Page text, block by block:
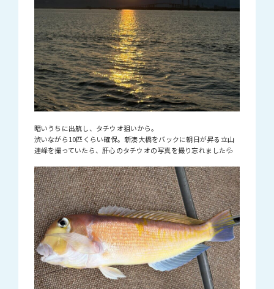
暗いうちに出航し、タチウオ狙いから。
渋いながら10匹くらい確保。新湊大橋をバックに朝日が昇る立山
連峰を撮っていたら、肝心のタチウオの写真を撮り忘れました💦